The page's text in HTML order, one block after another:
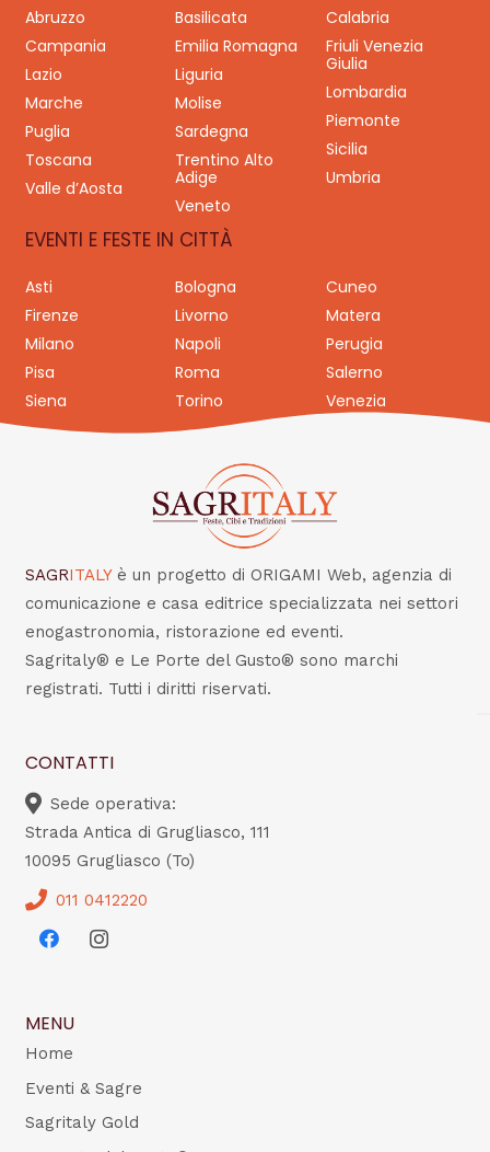
Abruzzo Basilicata
Calabria
Campania
Emilia Romagna
Friuli Venezia
Giulia
Lazio
Liguria
Lombardia
Marche
Molise
Piemonte
Puglia
Sardegna
Sicilia
Toscana
Trentino Alto
Adige
Umbria
Valle d’Aosta
Veneto
EVENTI E FESTE IN CITTÀ
Asti Bologna
Cuneo
Firenze
Livorno
Matera
Milano
Napoli
Perugia
Pisa
Roma
Salerno
Siena
Torino Venezia
SAGRITALY è un progetto di ORIGAMI Web, agenzia di
comunicazione e casa editrice specializzata nei settori
enogastronomia, ristorazione ed eventi.
Sagritaly® e Le Porte del Gusto® sono marchi
registrati. Tutti i diritti riservati.
CONTATTI
Sede operativa:
Strada Antica di Grugliasco, 111
10095 Grugliasco (To)
011 0412220
MENU
Home
Eventi & Sagre
Sagritaly Gold